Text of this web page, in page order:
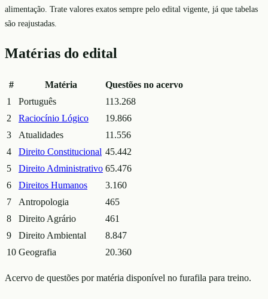
alimentação. Trate valores exatos sempre pelo edital vigente, já que tabelas
são reajustadas.
Matérias do edital
# Matéria
Questões no acervo
1
Português
113.268
2
Raciocínio Lógico
19.866
3
Atualidades
11.556
4
Direito Constitucional 45.442
5
Direito Administrativo 65.476
6
Direitos Humanos
3.160
7
Antropologia
465
8
Direito Agrário
461
9
Direito Ambiental
8.847
10 Geografia 20.360
Acervo de questões por matéria disponível no furafila para treino.